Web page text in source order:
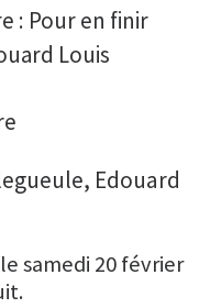
: Pour en finir
Louis
Edouard
samedi 20 février